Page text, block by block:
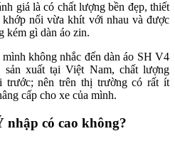
giá là có chất lượng bền đẹp, thiết
nối vừa khít với nhau và được
kém gì dàn áo zin.
mình không nhắc đến dàn áo SH V4
xuất tại Việt Nam, chất lượng
trước; nên trên thị trường có rất ít
cấp cho xe của mình.
nhập có cao không?